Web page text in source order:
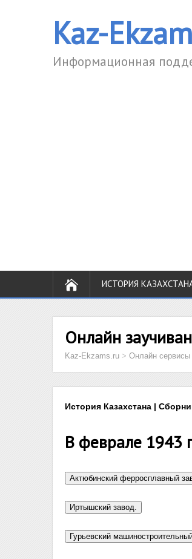
Kaz-
Информационная
ИСТОРИЯ
Онлайн
Kaz-Ekzams.ru > Онлайн сервисы
История Казахстана |
В феврале 1943